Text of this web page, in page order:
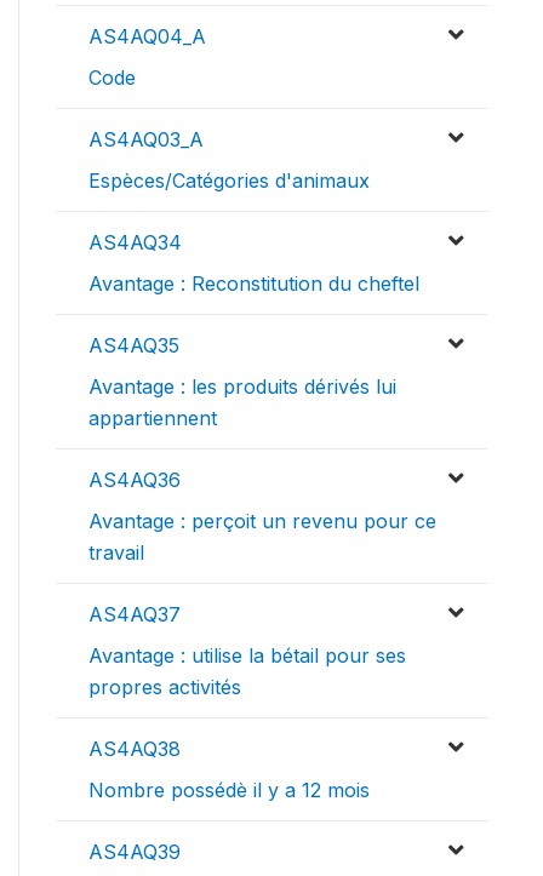
AS4AQ04_A
Code
AS4AQ03_A
Espèces/Catégories d'animaux
AS4AQ34
Avantage : Reconstitution du cheftel
AS4AQ35
Avantage : les produits dérivés lui
appartiennent
AS4AQ36
Avantage : perçoit un revenu pour ce
travail
AS4AQ37
Avantage : utilise la bétail pour ses
propres activités
AS4AQ38
Nombre possédè il y a 12 mois
AS4AQ39